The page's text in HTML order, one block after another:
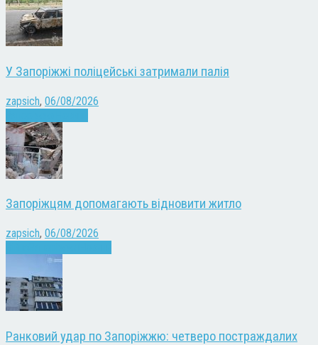
У Запоріжжі поліцейські затримали палія
zapsich, 06/08/2026
Запоріжцям допомагають відновити житло
zapsich, 06/08/2026
Ранковий удар по Запоріжжю: четверо постраждалих